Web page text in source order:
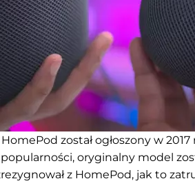
został ogłoszony w
oryginalny model
z HomePod, jak to